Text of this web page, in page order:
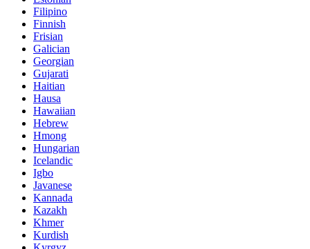
Filipino
Finnish
Frisian
Galician
Georgian
Gujarati
Haitian
Hausa
Hawaiian
Hebrew
Hmong
Hungarian
Icelandic
Igbo
Javanese
Kannada
Kazakh
Khmer
Kurdish